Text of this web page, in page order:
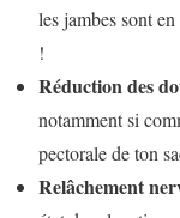
les jambes sont
!
Réduction des
notamment si
pectorale de ton
Relâchement